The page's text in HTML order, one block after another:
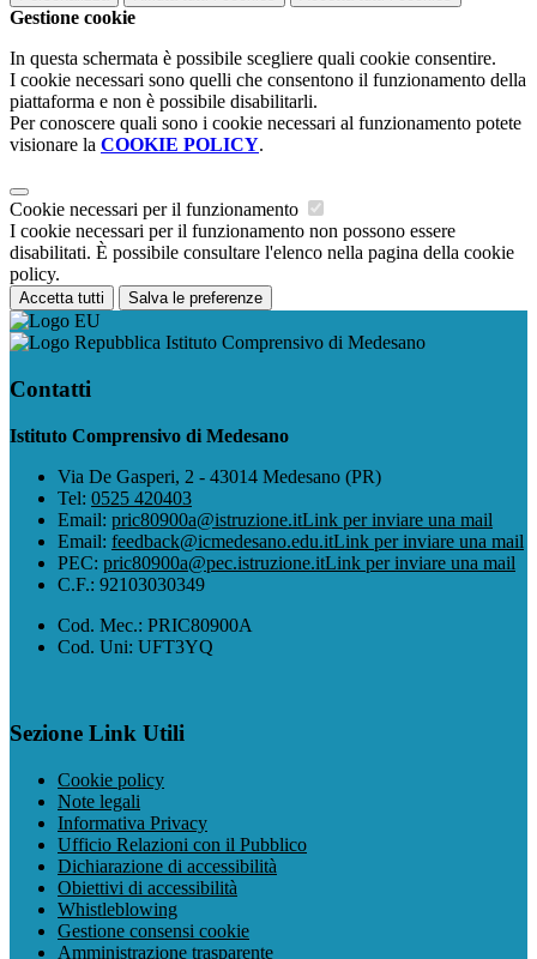
Gestione cookie
In questa schermata è possibile scegliere quali cookie consentire.
I cookie necessari sono quelli che consentono il funzionamento della
piattaforma e non è possibile disabilitarli.
Per conoscere quali sono i cookie necessari al funzionamento potete
visionare la COOKIE POLICY.
Cookie necessari per il funzionamento
I cookie necessari per il funzionamento non possono essere
disabilitati. È possibile consultare l'elenco nella pagina della cookie
policy.
Accetta tutti Salva le preferenze
Istituto Comprensivo di Medesano
Contatti
Istituto Comprensivo di Medesano
Via De Gasperi, 2 - 43014 Medesano (PR)
Tel: 0525 420403
Email: pric80900a@istruzione.itLink per inviare una mail
Email: feedback@icmedesano.edu.itLink per inviare una mail
PEC: pric80900a@pec.istruzione.itLink per inviare una mail
C.F.: 92103030349
Cod. Mec.: PRIC80900A
Cod. Uni: UFT3YQ
Sezione Link Utili
Cookie policy
Note legali
Informativa Privacy
Ufficio Relazioni con il Pubblico
Dichiarazione di accessibilità
Obiettivi di accessibilità
Whistleblowing
Gestione consensi cookie
Amministrazione trasparente